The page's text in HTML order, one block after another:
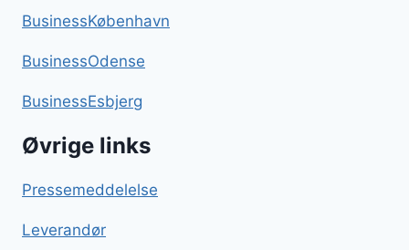
BusinessKøbenhavn
BusinessOdense
BusinessEsbjerg
Øvrige links
Pressemeddelelse
Leverandør